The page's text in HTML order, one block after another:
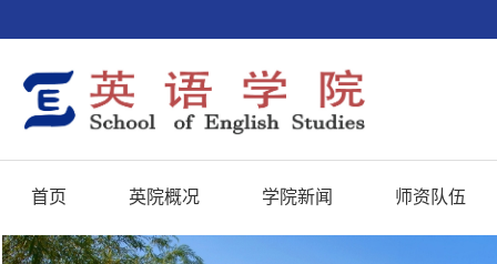
首页 英院概况 学院新闻 师资队伍